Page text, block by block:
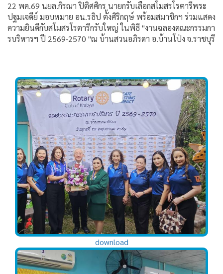
22 พค.69 นยล.กิรณา ปิติศศิกร นายกรับเลือกสโมสรโรตารีพระ
ปฐมเจดีย์ มอบหมาย อน.รธิป ตั้งศิริกฤษ์ พร้อมสมาชิกฯ ร่วมแสดง
ความยินดีกับสโมสรโรตารีกรับใหญ่ ในพิธี "งานฉลองคณะกรรมกา
รบริหารฯ ปี 2569-2570 "ณ บ้านสวนอภิรดา อ.บ้านโป่ง จ.ราชบุรี
download